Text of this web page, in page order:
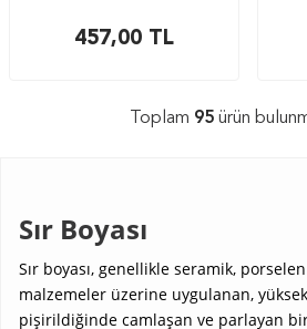
457,00 TL
Toplam 95ürün
Sır Boyası
Sır boyası, genellikle seramik,
malzemeler üzerine uygulanan, yüksek
pişirildiğinde camlaşan ve parlayan